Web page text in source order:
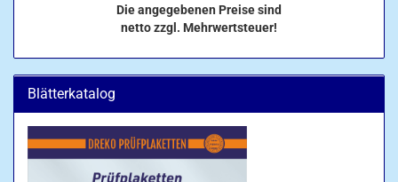
Die angegebenen Preise sind
netto zzgl. Mehrwertsteuer!
Blätterkatalog